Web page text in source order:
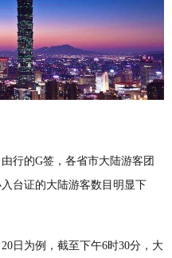
行的G签，各省市大陆游客团
台证的大陆游客数目明显下
日为例，截至下午6时30分，大